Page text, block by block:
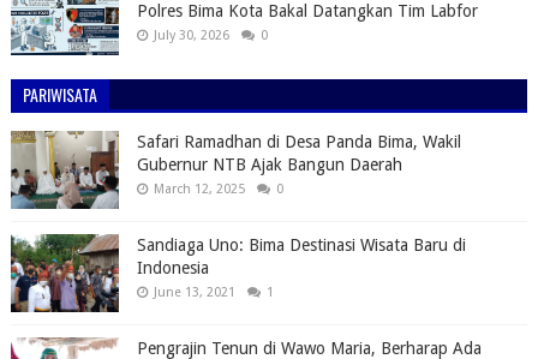
Polres Bima Kota Bakal Datangkan Tim Labfor
July 30, 2026 0
PARIWISATA
Safari Ramadhan di Desa Panda Bima, Wakil
Gubernur NTB Ajak Bangun Daerah
March 12, 2025 0
Sandiaga Uno: Bima Destinasi Wisata Baru di
Indonesia
June 13, 2021 1
Pengrajin Tenun di Wawo Maria, Berharap Ada